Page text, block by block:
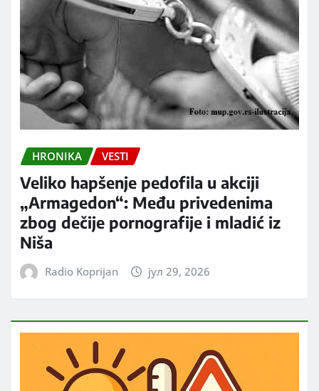
HRONIKA VESTI
Veliko hapšenje pedofila u akciji
„Armagedon“: Među privedenima
zbog dečije pornografije i mladić iz
Niša
Radio Koprijan јул 29, 2026